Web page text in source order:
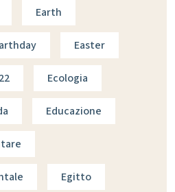
Earth
Easter
Ecologia
Educazione
Egitto